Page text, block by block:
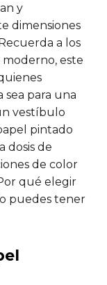
y
dimensiones
a los
este
sea para una
vestíbulo
pintado
dosis de
de color
qué elegir
puedes tener